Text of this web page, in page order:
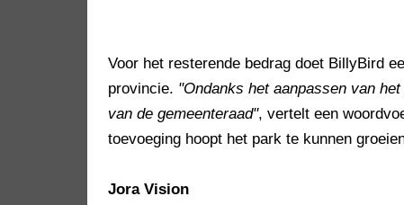
Voor het resterende bedrag doet BillyBird
provincie. "Ondanks het aanpassen van
van de gemeenteraad", vertelt een
toevoeging hoopt het park te kunnen
Jora Vision